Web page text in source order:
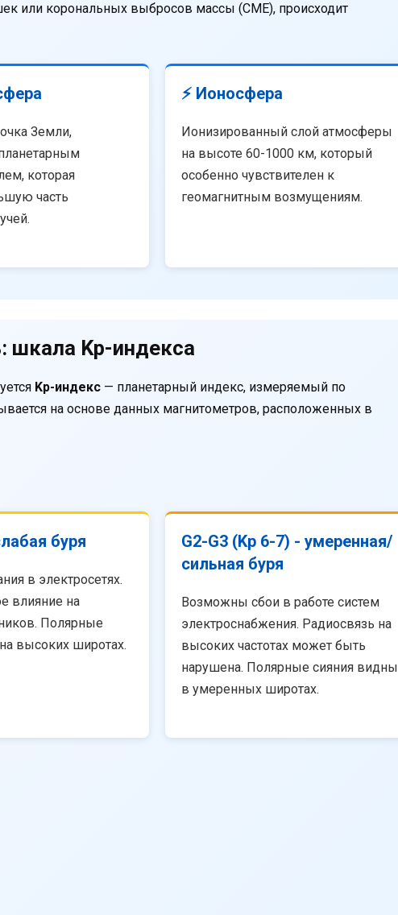
или корональных выбросов массы (CME), происходит
Земли,
которая
часть
⚡ Ионосфера
Ионизированный слой атмосферы
на высоте 60-1000 км, который
особенно чувствителен к
геомагнитным возмущениям.
шкала Kp-индекса
Kp-индекс — планетарный индекс, измеряемый по
на основе данных магнитометров, расположенных в
буря
в электросетях.
влияние на
Полярные
высоких широтах.
G2-G3 (Kp 6-7) - умеренная/
сильная буря
Возможны сбои в работе систем
электроснабжения. Радиосвязь на
высоких частотах может быть
нарушена. Полярные сияния видны
в умеренных широтах.